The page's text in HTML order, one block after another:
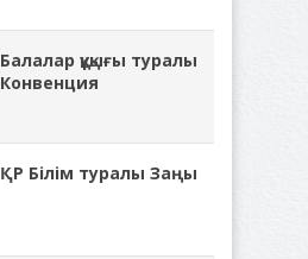
Балалар құқығы туралы
Конвенция
ҚР Білім туралы Заңы